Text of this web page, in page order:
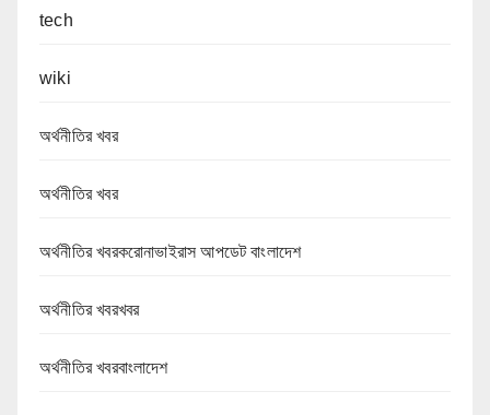
tech
wiki
অর্থনীতির খবর
অর্থনীতির খবর
অর্থনীতির খবরকরোনাভাইরাস আপডেট বাংলাদেশ
অর্থনীতির খবরখবর
অর্থনীতির খবরবাংলাদেশ